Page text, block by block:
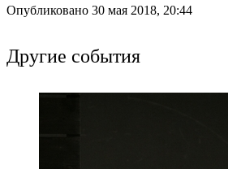
Опубликовано 30 мая 2018, 20:44
Другие события